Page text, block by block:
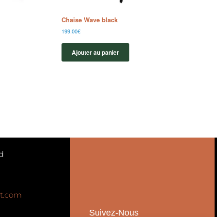
Chaise Wave black
199.00€
Ajouter au panier
Suivez-Nous